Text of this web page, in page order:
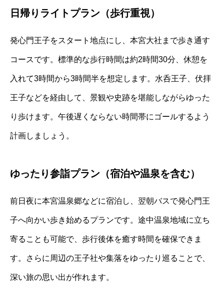
日帰りライトプラン（歩行重視）
発心門王子をスタート地点にし、本宮大社まで歩き通す
コースです。標準的な歩行時間は約2時間30分、休憩を
入れて3時間から3時間半を想定します。水呑王子、伏拝
王子などを経由して、景観や史跡を堪能しながらゆった
り歩けます。午後遅くならない時間帯にゴールするよう
計画しましょう。
ゆったり参詣プラン（宿泊や温泉を含む）
前日夜に本宮温泉郷などに宿泊し、翌朝バスで発心門王
子へ向かい歩き始めるプランです。途中温泉地域に立ち
寄ることも可能で、歩行後体を癒す時間を確保できま
す。さらに周辺の王子社や集落をゆったり巡ることで、
深い旅の思い出が作れます。